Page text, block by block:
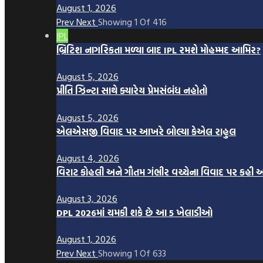
August 1, 2026
PrevNext Showing 1 Of 416
IPL
બ્રિટિશ નાગરિકતા મળ્યા બાદ IPL રમશે મોહમ્મદ આમિર?
August 5, 2026
પ્રીતિ ઝિન્ટા સાથે ક્યારેય પ્રેમસંબંધ નહોતો
August 5, 2026
એલએસજી વિવાદ પર આખરે બોલ્યા કેએલ રાહુલ
August 4, 2026
વિરાટ કોહલી અને ગૌતમ ગંભીર વચ્ચેના વિવાદ પર કહી
August 3, 2026
DPL 2026માં ચમકી શકે છે આ 5 ખેલાડીઓ
August 1, 2026
PrevNext Showing 1 Of 633